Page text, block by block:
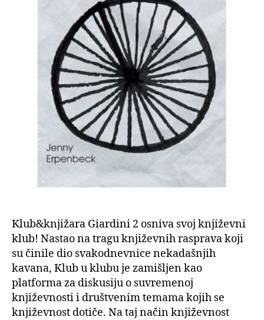
Klub&knjižara Giardini 2 osniva svoj književni
klub! Nastao na tragu književnih rasprava koji
su činile dio svakodnevnice nekadašnjih
kavana, Klub u klubu je zamišljen kao
platforma za diskusiju o suvremenoj
književnosti i društvenim temama kojih se
književnost dotiče. Na taj način književnost